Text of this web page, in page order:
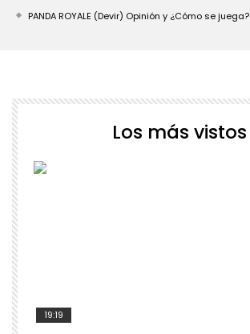
PANDA ROYALE (Devir) Opinión y ¿Cómo se juega?
Los más vistos
19:19